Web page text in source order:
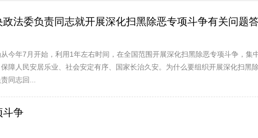
法委负责同志就开展深化扫黑除恶专项斗争有关问题
今年7月开始，利用1年左右时间，在全国范围开展深化扫黑除恶专项斗争，
障人民安居乐业、社会安定有序、国家长治久安。为什么要组织开展深化扫黑
同志回...
斗争